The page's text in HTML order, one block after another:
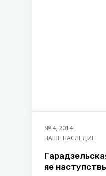
№ 4, 2014
НАШЕ НАСЛЕДИЕ
яе